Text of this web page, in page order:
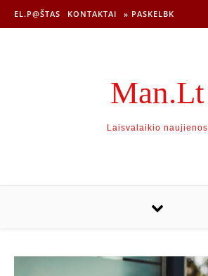
EL.P@ŠTAS KONTAKTAI » PASKELBK
Man.Lt
Laisvalaikio naujienos